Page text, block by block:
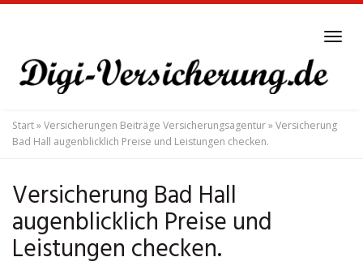
main
content
Start»Versicherungen Beiträge Versicherungsagentur»Versicherung
Bad Hall augenblicklich Preise und Leistungen checken.
Versicherung Bad Hall
augenblicklich Preise und
Leistungen checken.